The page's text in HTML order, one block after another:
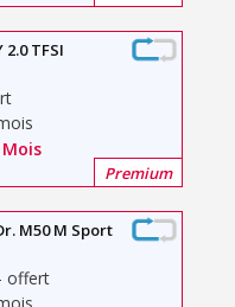
2.0 TFSI
Premium
M50 M Sport
offert